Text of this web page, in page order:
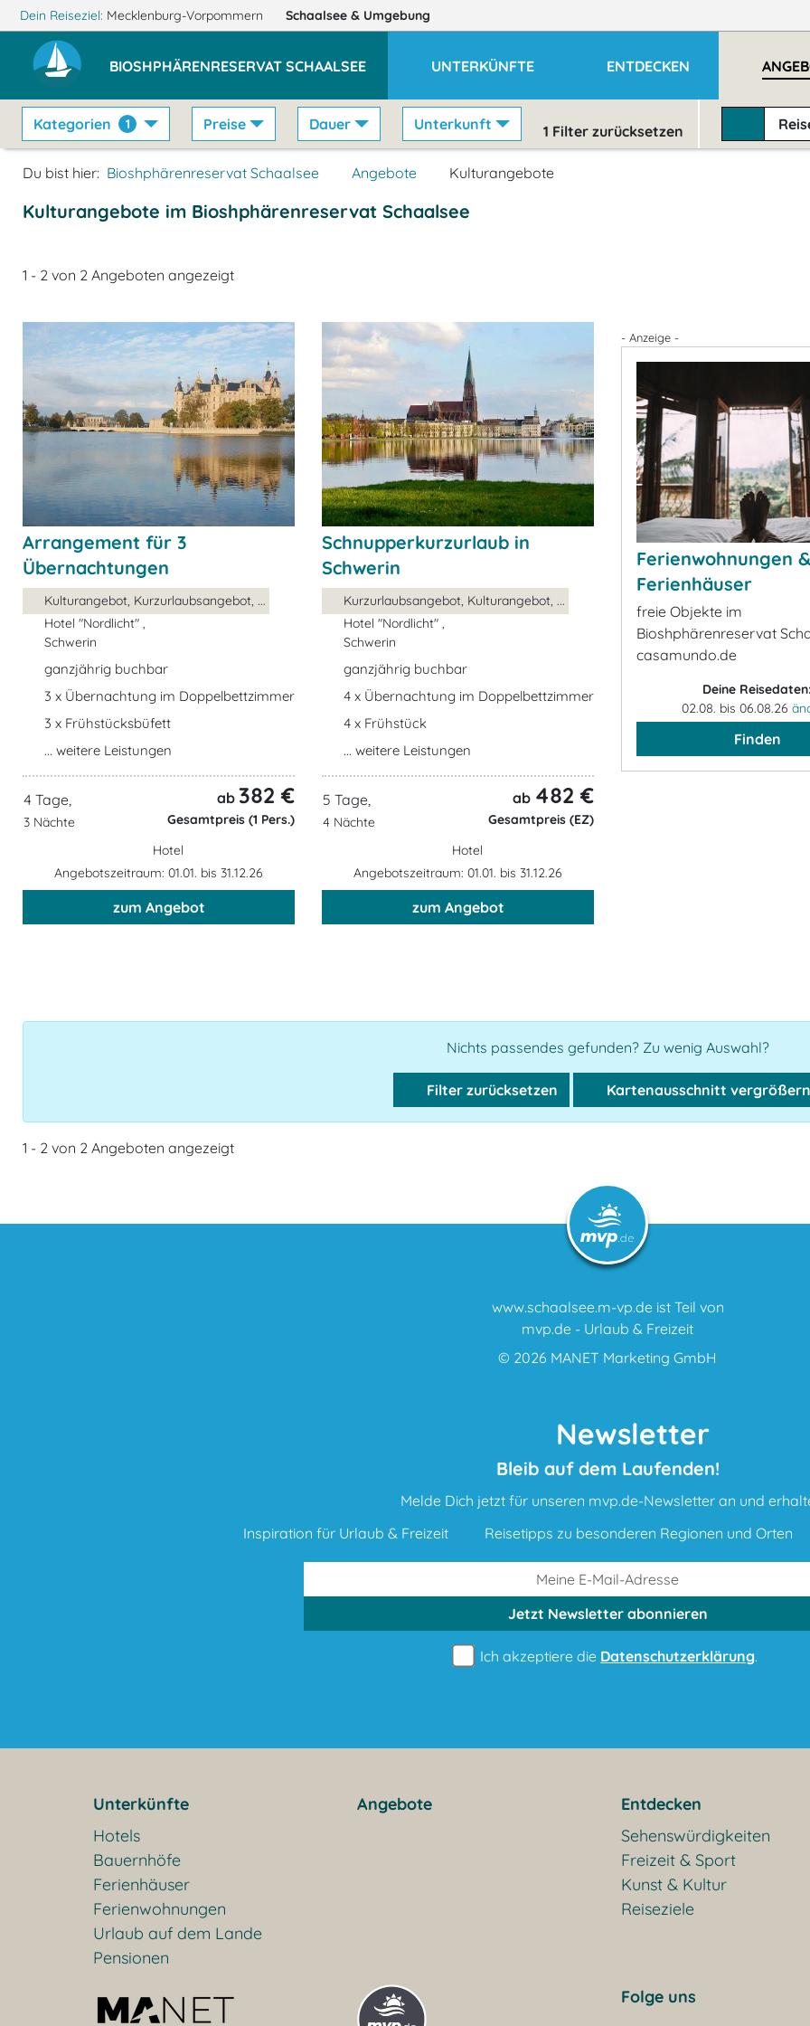
Dein Reiseziel: Mecklenburg-Vorpommern Schaalsee & Umgebung
BIOSHPHÄRENRESERVAT SCHAALSEE UNTERKÜNFTE ENTDECKEN
Kategorien 1 Preise Dauer Unterkunft 1 Filter zurücksetzen
Du bist hier: Bioshphärenreservat Schaalsee Angebote Kulturangebote
Kulturangebote im Bioshphärenreservat Schaalsee
1 - 2 von 2 Angeboten angezeigt
Arrangement für 3
Übernachtungen
Kulturangebot, Kurzurlaubsangebot, ...
Hotel "Nordlicht" ,
Schwerin
ganzjährig buchbar
3 x Übernachtung im Doppelbettzimmer
3 x Frühstücksbüfett
... weitere Leistungen
4 Tage,
3 Nächte
ab 382 €
Gesamtpreis (1 Pers.)
Hotel
Angebotszeitraum: 01.01. bis 31.12.26
zum Angebot
Schnupperkurzurlaub in
Schwerin
Kurzurlaubsangebot, Kulturangebot, ...
Hotel "Nordlicht" ,
Schwerin
ganzjährig buchbar
4 x Übernachtung im Doppelbettzimmer
4 x Frühstück
... weitere Leistungen
5 Tage,
4 Nächte
ab 482 €
Gesamtpreis (EZ)
Hotel
Angebotszeitraum: 01.01. bis 31.12.26
zum Angebot
- Anzeige -
Ferienwohnungen &
Ferienhäuser
freie Objekte im
Bioshphärenreservat
casamundo.de
Deine
02.08. bis 06.08.26
Finden
Nichts passendes gefunden? Zu wenig Auswahl?
Filter zurücksetzen Kartenausschnitt vergrößern
1 - 2 von 2 Angeboten angezeigt
www.schaalsee.m-vp.de ist Teil von
mvp.de - Urlaub & Freizeit
© 2026 MANET Marketing GmbH
Newsletter
Bleib auf dem Laufenden!
Melde Dich jetzt für unseren mvp.de-Newsletter an und
Inspiration für Urlaub & Freizeit
Reisetipps zu besonderen Regionen und Orten
Jetzt Newsletterabonnieren
Ich akzeptiere die Datenschutzerklärung.
Unterkünfte
Hotels
Bauernhöfe
Ferienhäuser
Ferienwohnungen
Urlaub auf dem Lande
Pensionen
Angebote
Entdecken
Sehenswürdigkeiten
Freizeit & Sport
Kunst & Kultur
Reiseziele
Folge uns